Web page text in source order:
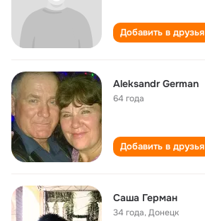
Добавить в друзья
Aleksandr German
64 года
Добавить в друзья
Саша Герман
34 года,Донецк